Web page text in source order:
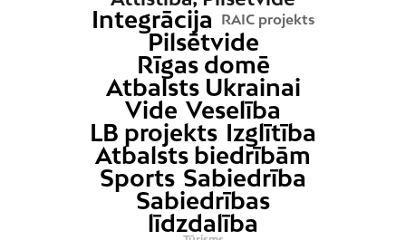
Integrācija RAIC projekts
Pilsētvide
Rīgas domē
Atbalsts Ukrainai
Vide Veselība
LB projekts Izglītība
Atbalsts biedrībām
Sports Sabiedrība
Sabiedrības
līdzdalība